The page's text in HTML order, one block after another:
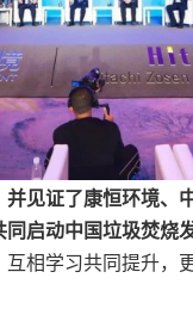
见证了康恒环境、
启动中国垃圾焚烧
相学习共同提升，